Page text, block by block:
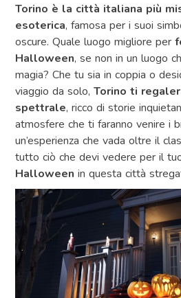
Torino è la città italiana più
esoterica, famosa per i suoi
oscure. Quale luogo migliore per
Halloween, se non in un luogo
magia? Che tu sia in coppia o
viaggio da solo,Torino ti
spettrale, ricco di storie
atmosfere che ti faranno venire i
un’esperienza che vada oltre il
tutto ciò che devi vedere per il
Halloween in questa città